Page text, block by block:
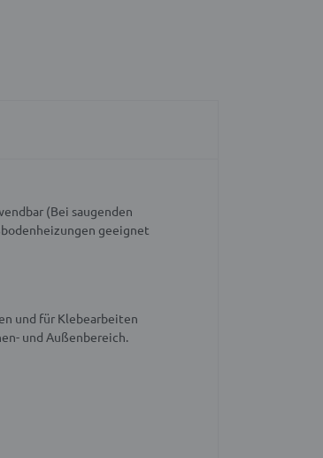
(Bei saugenden
geeignet
und für Klebearbeiten
und Außenbereich.